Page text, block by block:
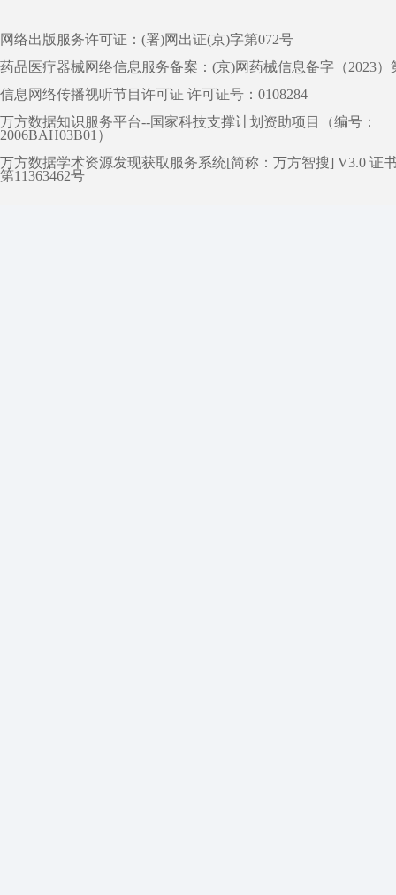
网络出版服务许可证：(署)网出证(京)字第072号
药品医疗器械网络信息服务备案：(京)网药械信息备字（2023）
信息网络传播视听节目许可证 许可证号：0108284
万方数据知识服务平台--国家科技支撑计划资助项目（编号：
2006BAH03B01）
万方数据学术资源发现获取服务系统[简称：万方智搜] V3.0 证
第11363462号